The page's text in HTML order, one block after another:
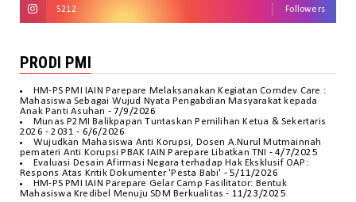
5212 Followers
PRODI PMI
HM-PS PMI IAIN Parepare Melaksanakan Kegiatan Comdev Care :
Mahasiswa Sebagai Wujud Nyata Pengabdian Masyarakat kepada
Anak Panti Asuhan - 7/9/2026
Munas P2MI Balikpapan Tuntaskan Pemilihan Ketua & Sekertaris
2026 - 2031 - 6/6/2026
Wujudkan Mahasiswa Anti Korupsi, Dosen A.Nurul Mutmainnah
pemateri Anti Korupsi PBAK IAIN Parepare Libatkan TNI
- 4/7/2025
Evaluasi Desain Afirmasi Negara terhadap Hak Eksklusif OAP:
Respons Atas Kritik Dokumenter 'Pesta Babi' - 5/11/2026
HM-PS PMI IAIN Parepare Gelar Camp Fasilitator: Bentuk
Mahasiswa Kredibel Menuju SDM Berkualitas - 11/23/2025